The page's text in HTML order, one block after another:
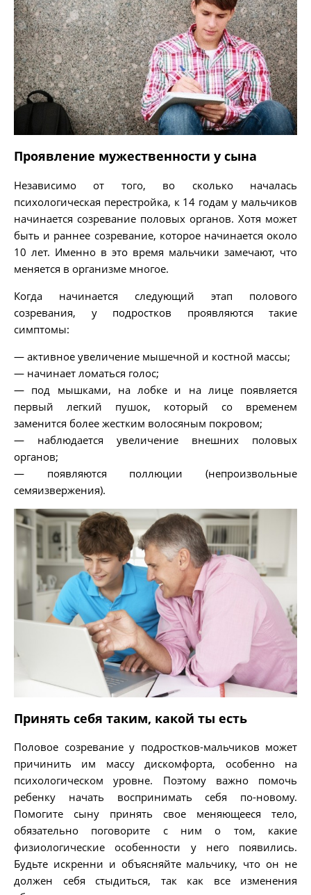
Проявление мужественности у сына
Независимо от того, во сколько началась
психологическая перестройка, к 14 годам у мальчиков
начинается созревание половых органов. Хотя может
быть и раннее созревание, которое начинается около
10 лет. Именно в это время мальчики замечают, что
меняется в организме многое.
Когда начинается следующий этап полового
созревания, у подростков проявляются такие
симптомы:
— активное увеличение мышечной и костной массы;
— начинает ломаться голос;
— под мышками, на лобке и на лице появляется
первый легкий пушок, который со временем
заменится более жестким волосяным покровом;
— наблюдается увеличение внешних половых
органов;
— появляются поллюции (непроизвольные
семяизвержения).
Принять себя таким, какой ты есть
Половое созревание у подростков-мальчиков может
причинить им массу дискомфорта, особенно на
психологическом уровне. Поэтому важно помочь
ребенку начать воспринимать себя по-новому.
Помогите сыну принять свое меняющееся тело,
обязательно поговорите с ним о том, какие
физиологические особенности у него появились.
Будьте искренни и объясняйте мальчику, что он не
должен себя стыдиться, так как все изменения